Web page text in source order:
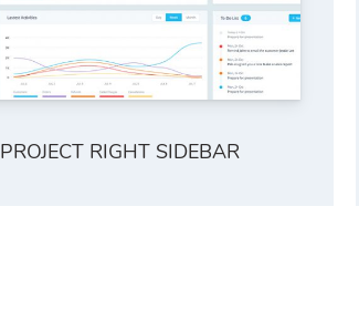
PROJECT RIGHT SIDEBAR